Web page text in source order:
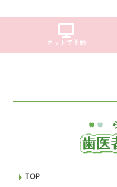
ネットで予約
TOP